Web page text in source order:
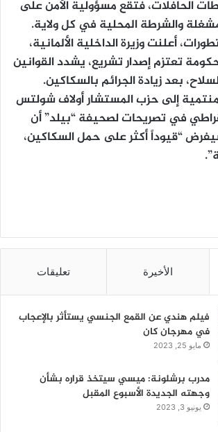
الحافلات، فتقع مسؤولية الأمن على
والشرطة المحلية في كل ولاية.
أعلنت وزيرة الداخلية الألمانية،
تعتزم إصدار تشريع، يشدد القوانين
بعد زيادة الجرائم بالسكاكين.
إلى حزب المستشار أولاف شولتس
في تصريحات لصحيفة “بيلد” أن
“قيوداً أكثر على حمل السكاكين،
الأخيرة تعليقات
فيلم هندي عن القمع الجنسي يستأثر بالإعجاب
في مهرجان كان
مايو 25, 2023
مدرب برشلونة: ميسي سيتخذ قراره بشأن
وجهته الجديدة الأسبوع المقبل
يونيو 3, 2023